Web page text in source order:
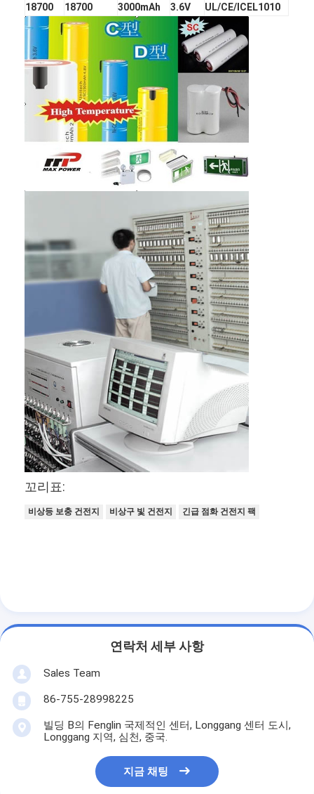
18700
18700 3000mAh 3.6V UL/CE/ICEL1010
꼬리표:
비상등 보충 건전지 비상구 빛 건전지 긴급 점화 건전지 팩
연락처 세부 사항
Sales Team
86-755-28998225
빌딩 B의 Fenglin 국제적인 센터, Longgang 센터 도시,
Longgang 지역, 심천, 중국.
지금 채팅